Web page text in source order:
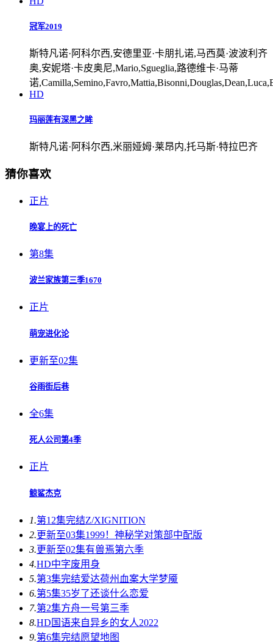
冠军2019
斯特凡诺·阿科尔西,安德里亚·卡朋扎诺,马西莫·波波利齐
奥,安妮塔·卡皮奥尼,Mario,Sgueglia,路德维卡·马蒂
诺
HD
玛丽莲有深黑之眸
斯特凡诺·阿科尔西,米丽娅姆·莱昂内,托马斯·特拉巴齐
猜你喜欢
正片
晚宴上的死亡
第8集
波兰家族第三季1670
正片
萌宠进化论
更新至02集
谷雨街后巷
全6集
死人公司第4季
正片
鲸鲨杰克
1.第12集完结Z/XIGNITION
2.更新至03集1999！神秘学对策部中配版
3.更新至02集有兽焉第六季
4.HD中字废用身
5.第3集完结爱达荷州血案大学梦魇
6.第5集35岁了还谈什么恋爱
7.第2集方舟一号第三季
8.HD国语来自异乡的女人2022
9.第6集完结愿望地图